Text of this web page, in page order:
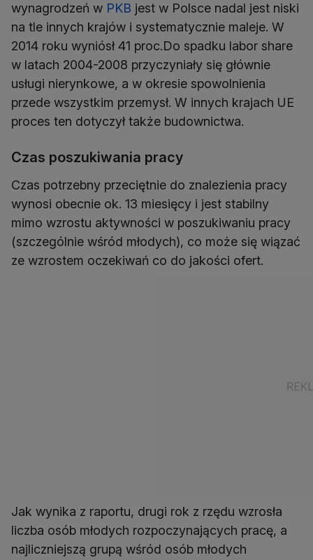
wynagrodzeń w PKB jest w Polsce nadal jest niski
na tle innych krajów i systematycznie maleje. W
2014 roku wyniósł 41 proc.Do spadku labor share
w latach 2004-2008 przyczyniały się głównie
usługi nierynkowe, a w okresie spowolnienia
przede wszystkim przemysł. W innych krajach UE
proces ten dotyczył także budownictwa.
Czas poszukiwania pracy
Czas potrzebny przeciętnie do znalezienia pracy
wynosi obecnie ok. 13 miesięcy i jest stabilny
mimo wzrostu aktywności w poszukiwaniu pracy
(szczególnie wśród młodych), co może się wiązać
ze wzrostem oczekiwań co do jakości ofert.
Jak wynika z raportu, drugi rok z rzędu wzrosła
liczba osób młodych rozpoczynających pracę, a
najliczniejszą grupą wśród osób młodych